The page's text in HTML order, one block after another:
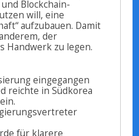
Blockchain-
will, eine
aufzubauen. Damit
der
Handwerk zu legen.
eingegangen
reichte in Südkorea
für klarere